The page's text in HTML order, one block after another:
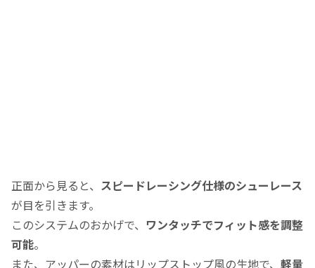
正面から見ると、 スピードレーシング仕様のシューレース
が目を引きます。
このシステムのおかげで、 ワンタッチでフィット感を調整
可能。
また、アッパーの素材はリップストップ風の生地で、 軽量